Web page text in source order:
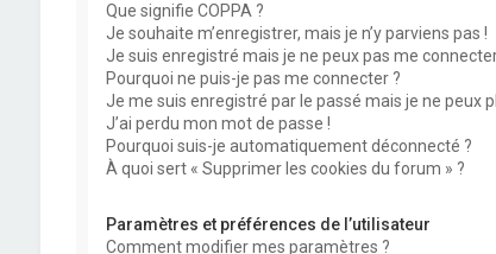
Que signifie COPPA ?
Je souhaite m’enregistrer, mais je n’y parviens pas !
Je suis enregistré mais je ne peux pas me
Pourquoi ne puis-je pas me connecter ?
Je me suis enregistré par le passé mais je ne peux
J’ai perdu mon mot de passe !
Pourquoi suis-je automatiquement déconnecté ?
À quoi sert « Supprimer les cookies du forum » ?
Paramètres et préférences de l’utilisateur
Comment modifier mes paramètres ?